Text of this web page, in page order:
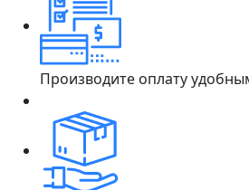
Производите оплату